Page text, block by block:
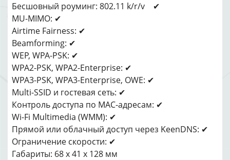
Бесшовный роуминг: 802.11 k/r/v ✔
MU-MIMO: ✔
Airtime Fairness: ✔
Beamforming: ✔
WEP, WPA-PSK: ✔
WPA2-PSK, WPA2-Enterprise: ✔
WPA3-PSK, WPA3-Enterprise, OWE: ✔
Multi-SSID и гостевая сеть: ✔
Контроль доступа по MAC-адресам: ✔
Wi-Fi Multimedia (WMM): ✔
Прямой или облачный доступ через KeenDNS: ✔
Ограничение скорости: ✔
Габариты: 68 x 41 x 128 мм